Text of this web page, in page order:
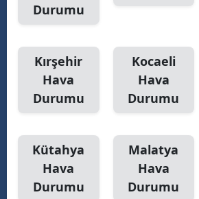
Durumu
Kırşehir
Hava
Durumu
Kocaeli
Hava
Durumu
Kütahya
Hava
Durumu
Malatya
Hava
Durumu